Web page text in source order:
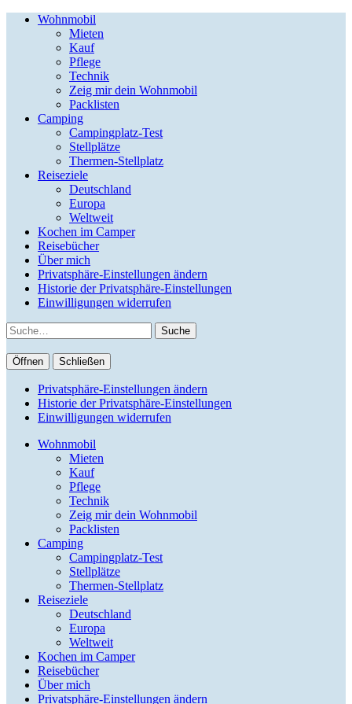
Wohnmobil
Mieten
Kauf
Pflege
Technik
Zeig mir dein Wohnmobil
Packlisten
Camping
Campingplatz-Test
Stellplätze
Thermen-Stellplatz
Reiseziele
Deutschland
Europa
Weltweit
Kochen im Camper
Reisebücher
Über mich
Privatsphäre-Einstellungen ändern
Historie der Privatsphäre-Einstellungen
Einwilligungen widerrufen
Suche
Öffnen Schließen
Privatsphäre-Einstellungen ändern
Historie der Privatsphäre-Einstellungen
Einwilligungen widerrufen
Wohnmobil
Mieten
Kauf
Pflege
Technik
Zeig mir dein Wohnmobil
Packlisten
Camping
Campingplatz-Test
Stellplätze
Thermen-Stellplatz
Reiseziele
Deutschland
Europa
Weltweit
Kochen im Camper
Reisebücher
Über mich
Privatsphäre-Einstellungen ändern